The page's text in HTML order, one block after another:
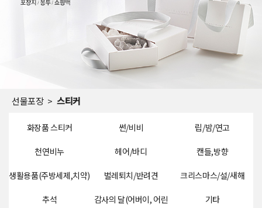
선물포장 스티커
화장품 스티커 썬/비비 립/밤/연고
천연비누 헤어/바디 캔들,방향
생활용품(주방세제,치약) 벌레퇴치/반려견 크리스마스/설/새해
추석
감사의 달(어버이, 어린
기타